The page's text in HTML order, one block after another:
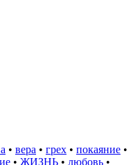
• вера • грех • покаяние •
• ЖИЗНЬ • любовь •